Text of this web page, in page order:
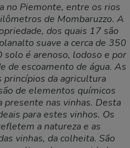
no Piemonte, entre os rios
de Mombaruzzo. A
dos quais 17 são
suave a cerca de 350
solo é arenoso, lodoso e por
de escoamento de água. As
princípios da agricultura
de elementos químicos
nas vinhas. Desta
para estes vinhos. Os
a natureza e as
vinhas, da colheita. São